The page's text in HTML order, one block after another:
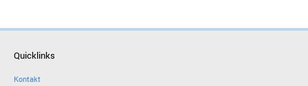
Quicklinks
Kontakt